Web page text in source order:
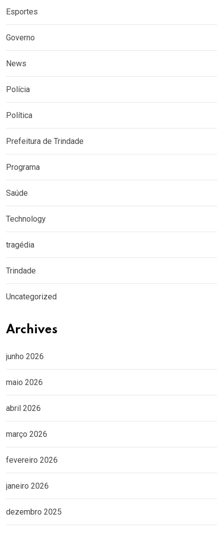
Esportes
Governo
News
Polícia
Política
Prefeitura de Trindade
Programa
Saúde
Technology
tragédia
Trindade
Uncategorized
Archives
junho 2026
maio 2026
abril 2026
março 2026
fevereiro 2026
janeiro 2026
dezembro 2025